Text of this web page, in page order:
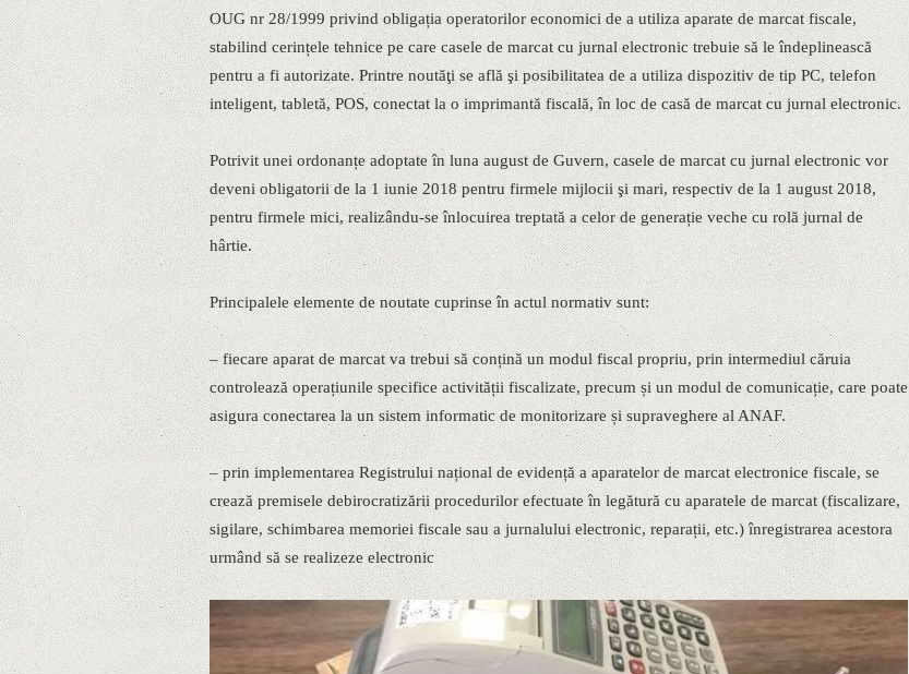
OUG nr 28/1999 privind obligația operatorilor economici de a utiliza aparate de marcat fiscale,
stabilind cerințele tehnice pe care casele de marcat cu jurnal electronic trebuie să le îndeplinească
pentru a fi autorizate. Printre noutăţi se află şi posibilitatea de a utiliza dispozitiv de tip PC, telefon
inteligent, tabletă, POS, conectat la o imprimantă fiscală, în loc de casă de marcat cu jurnal electronic.
Potrivit unei ordonanțe adoptate în luna august de Guvern, casele de marcat cu jurnal electronic vor
deveni obligatorii de la 1 iunie 2018 pentru firmele mijlocii şi mari, respectiv de la 1 august 2018,
pentru firmele mici, realizându-se înlocuirea treptată a celor de generație veche cu rolă jurnal de
hârtie.
Principalele elemente de noutate cuprinse în actul normativ sunt:
– fiecare aparat de marcat va trebui să conțină un modul fiscal propriu, prin intermediul căruia
controlează operațiunile specifice activității fiscalizate, precum și un modul de comunicație, care poate
asigura conectarea la un sistem informatic de monitorizare și supraveghere al ANAF.
– prin implementarea Registrului național de evidență a aparatelor de marcat electronice fiscale, se
crează premisele debirocratizării procedurilor efectuate în legătură cu aparatele de marcat (fiscalizare,
sigilare, schimbarea memoriei fiscale sau a jurnalului electronic, reparații, etc.) înregistrarea acestora
urmând să se realizeze electronic